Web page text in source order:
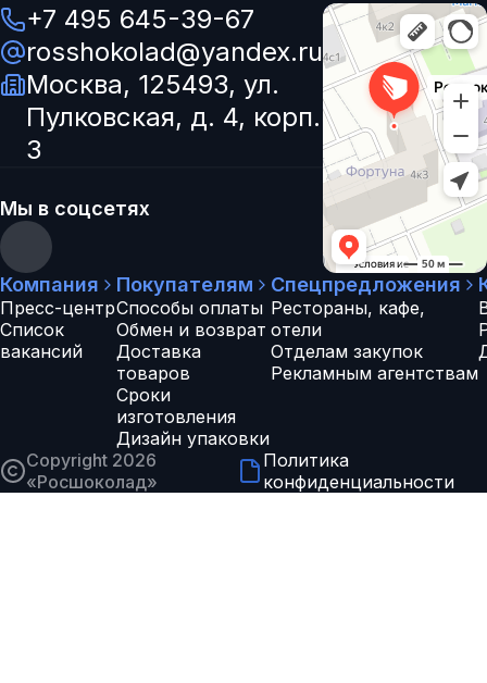
+7 495 645-39-67
rosshokolad@yandex.ru
Москва, 125493, ул.
Пулковская, д. 4, корп.
3
Мы в соцсетях
Компания
Пресс-центр
Список
вакансий
Покупателям
Способы оплаты
Обмен и возврат
Доставка
товаров
Сроки
изготовления
Дизайн упаковки
Спецпредложения
Рестораны, кафе,
отели
Отделам закупок
Рекламным агентствам
Copyright 2026
«Росшоколад»
Политика
конфиденциальности